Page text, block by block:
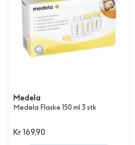
Medela
Medela Flaske 150 ml 3 stk
Kr 169,90